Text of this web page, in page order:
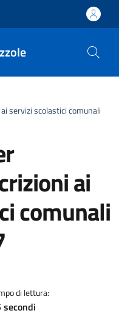
servizi scolastici comunali
ai
comunali
di lettura:
secondi